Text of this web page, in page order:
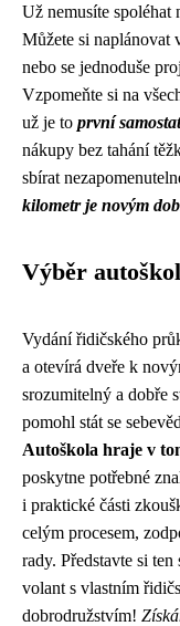
Už nemusíte spoléhat
Můžete si naplánovat
nebo se jednoduše
Vzpomeňte si na
už je to první
nákupy bez tahání
sbírat
kilometr je novým
Výběr
Vydání řidičského
a otevírá dveře k
srozumitelný a dobře
pomohl stát se
Autoškola hraje v
poskytne potřebné
i praktické části
celým procesem,
rady. Představte si
volant s vlastním
dobrodružstvím!